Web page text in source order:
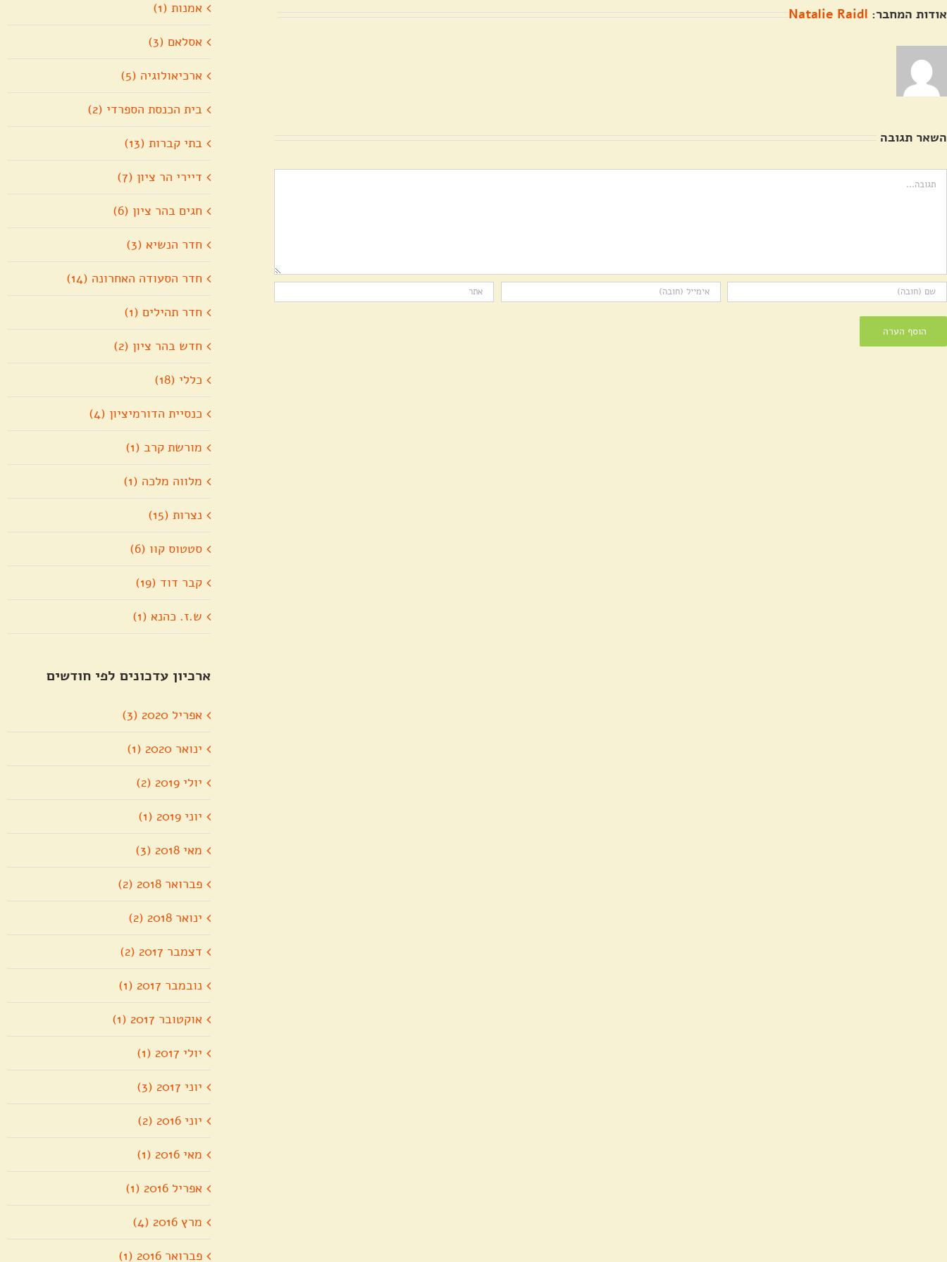
אודות המחבר: Natalie Raidl
השאר תגובה
אמנות (1)
אסלאם (3)
ארכיאולוגיה (5)
בית הכנסת הספרדי (2)
בתי קברות (13)
דיירי הר ציון (7)
חגים בהר ציון (6)
חדר הנשיא (3)
חדר הסעודה האחרונה (14)
חדר תהילים (1)
חדש בהר ציון (2)
כללי (18)
כנסיית הדורמיציון (4)
מורשת קרב (1)
מלווה מלכה (1)
נצרות (15)
סטטוס קוו (6)
קבר דוד (19)
ש.ז. כהנא (1)
ארכיון עדכונים לפי חודשים
אפריל 2020 (3)
ינואר 2020 (1)
יולי 2019 (2)
יוני 2019 (1)
מאי 2018 (3)
פברואר 2018 (2)
ינואר 2018 (2)
דצמבר 2017 (2)
נובמבר 2017 (1)
אוקטובר 2017 (1)
יולי 2017 (1)
יוני 2017 (3)
יוני 2016 (2)
מאי 2016 (1)
אפריל 2016 (1)
מרץ 2016 (4)
פברואר 2016 (1)